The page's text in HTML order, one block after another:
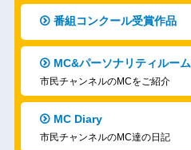
番組コンクール受賞作品
MC&パーソナリティルーム
市民チャンネルのMCをご紹介
MC Diary
市民チャンネルのMC達の日記